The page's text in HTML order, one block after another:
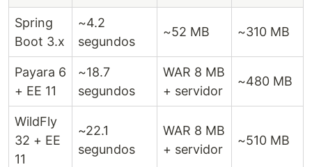
Spring
Boot 3.x
~4.2
segundos
~52 MB ~310 MB
Payara 6
+ EE 11
~18.7
segundos
WAR 8 MB
+ servidor
~480 MB
WildFly
32 + EE
11
~22.1
segundos
WAR 8 MB
+ servidor
~510 MB